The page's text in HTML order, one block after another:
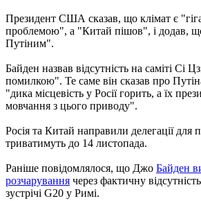
Президент США сказав, що клімат є
проблемою", а "Китай пішов", і додав,
Путіним".
Байден назвав відсутність на саміті Сі
помилкою". Те саме він сказав про
"дика місцевість у Росії горить, а їх
мовчання з цього приводу".
Росія та Китай направили делегації для
триватимуть до 14 листопада.
Раніше повідомлялося, що Джо Байден
розчарування через фактичну
зустрічі G20 у Римі.